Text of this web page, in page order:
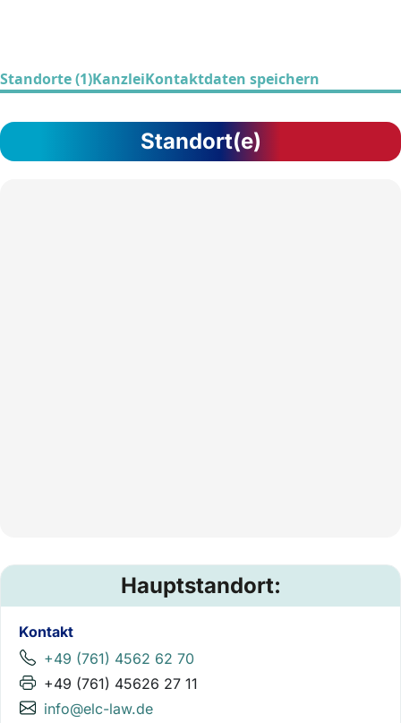
Standorte (1)KanzleiKontaktdaten speichern
Standort(e)
Hauptstandort:
Kontakt
+49 (761) 4562 62 70
+49 (761) 45626 27 11
info@elc-law.de